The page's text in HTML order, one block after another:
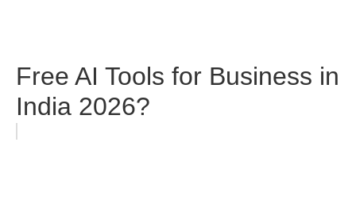
Free AI Tools for Business in
India 2026?